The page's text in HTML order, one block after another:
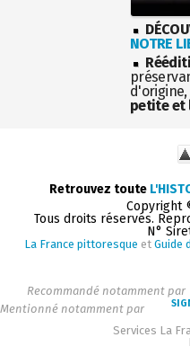
NOTRE
d'origine,
petite et
Retrouvez toute
Copyright
Tous droits réservés.
N°
La France pittoresque et Guide
Recommandé notamment par
Mentionné notamment par
Services La